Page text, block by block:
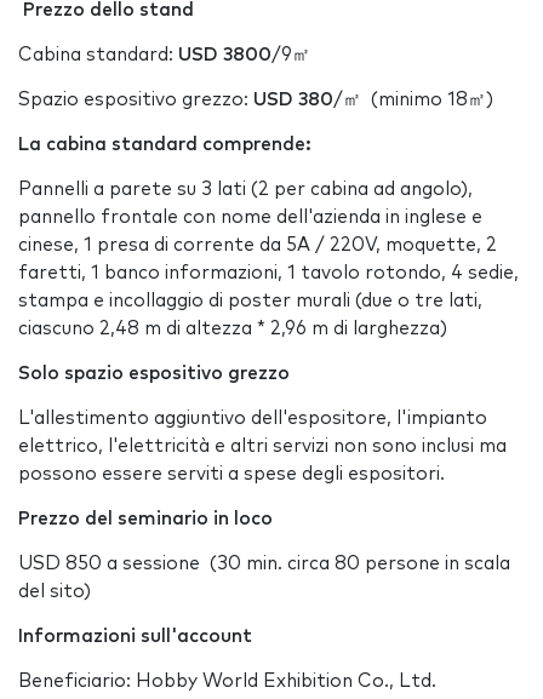
Prezzo dello stand
Cabina standard: USD 3800/9㎡
Spazio espositivo grezzo: USD 380/㎡ (minimo 18㎡)
La cabina standard comprende:
Pannelli a parete su 3 lati (2 per cabina ad angolo),
pannello frontale con nome dell'azienda in inglese e
cinese, 1 presa di corrente da 5A / 220V, moquette, 2
faretti, 1 banco informazioni, 1 tavolo rotondo, 4 sedie,
stampa e incollaggio di poster murali (due o tre lati,
ciascuno 2,48 m di altezza * 2,96 m di larghezza)
Solo spazio espositivo grezzo
L'allestimento aggiuntivo dell'espositore, l'impianto
elettrico, l'elettricità e altri servizi non sono inclusi ma
possono essere serviti a spese degli espositori.
Prezzo del seminario in loco
USD 850 a sessione (30 min. circa 80 persone in scala
del sito)
Informazioni sull'account
Beneficiario: Hobby World Exhibition Co., Ltd.